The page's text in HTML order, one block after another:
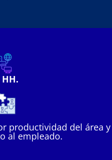
HH.
productividad del área y
al empleado.